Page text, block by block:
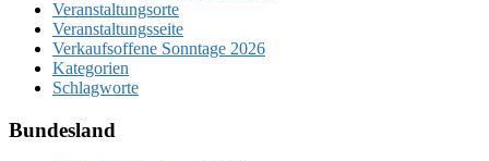
Veranstaltungsorte
Veranstaltungsseite
Verkaufsoffene Sonntage 2026
Kategorien
Schlagworte
Bundesland